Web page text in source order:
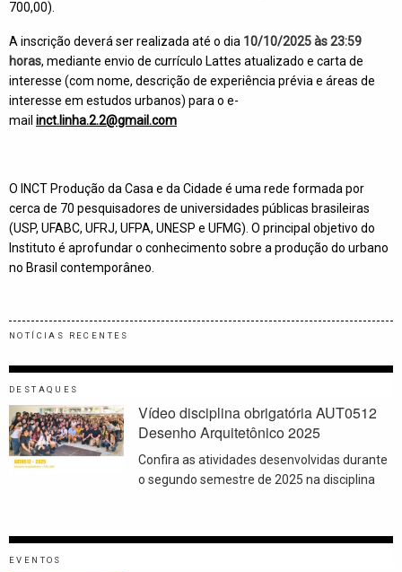
700,00).
A inscrição deverá ser realizada até o dia 10/10/2025 às 23:59
horas, mediante envio de currículo Lattes atualizado e carta de
interesse (com nome, descrição de experiência prévia e áreas de
interesse em estudos urbanos) para o e-
mail inct.linha.2.2@gmail.com
O INCT Produção da Casa e da Cidade é uma rede formada por
cerca de 70 pesquisadores de universidades públicas brasileiras
(USP, UFABC, UFRJ, UFPA, UNESP e UFMG). O principal objetivo do
Instituto é aprofundar o conhecimento sobre a produção do urbano
no Brasil contemporâneo.
NOTÍCIAS RECENTES
DESTAQUES
Vídeo disciplina obrigatória AUT0512
Desenho Arquitetônico 2025
Confira as atividades desenvolvidas durante
o segundo semestre de 2025 na disciplina
EVENTOS